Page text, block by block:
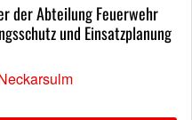
der Abteilung Feuerwehr
und Einsatzplanung